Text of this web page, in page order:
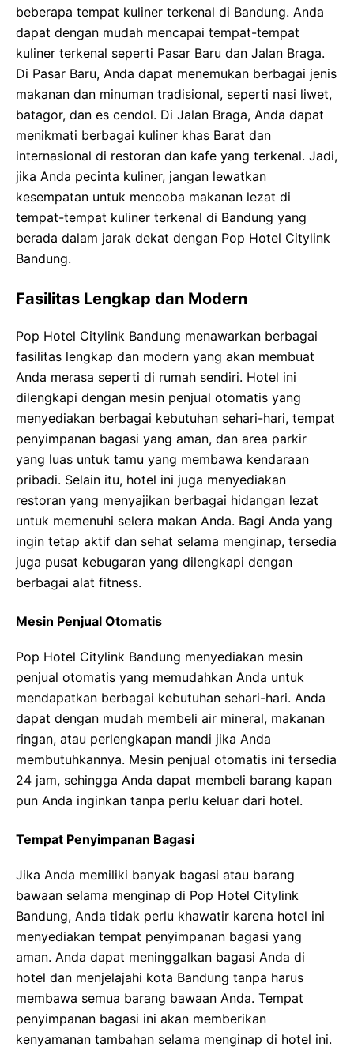
beberapa tempat kuliner terkenal di Bandung. Anda
dapat dengan mudah mencapai tempat-tempat
kuliner terkenal seperti Pasar Baru dan Jalan Braga.
Di Pasar Baru, Anda dapat menemukan berbagai jenis
makanan dan minuman tradisional, seperti nasi liwet,
batagor, dan es cendol. Di Jalan Braga, Anda dapat
menikmati berbagai kuliner khas Barat dan
internasional di restoran dan kafe yang terkenal. Jadi,
jika Anda pecinta kuliner, jangan lewatkan
kesempatan untuk mencoba makanan lezat di
tempat-tempat kuliner terkenal di Bandung yang
berada dalam jarak dekat dengan Pop Hotel Citylink
Bandung.
Fasilitas Lengkap dan Modern
Pop Hotel Citylink Bandung menawarkan berbagai
fasilitas lengkap dan modern yang akan membuat
Anda merasa seperti di rumah sendiri. Hotel ini
dilengkapi dengan mesin penjual otomatis yang
menyediakan berbagai kebutuhan sehari-hari, tempat
penyimpanan bagasi yang aman, dan area parkir
yang luas untuk tamu yang membawa kendaraan
pribadi. Selain itu, hotel ini juga menyediakan
restoran yang menyajikan berbagai hidangan lezat
untuk memenuhi selera makan Anda. Bagi Anda yang
ingin tetap aktif dan sehat selama menginap, tersedia
juga pusat kebugaran yang dilengkapi dengan
berbagai alat fitness.
Mesin Penjual Otomatis
Pop Hotel Citylink Bandung menyediakan mesin
penjual otomatis yang memudahkan Anda untuk
mendapatkan berbagai kebutuhan sehari-hari. Anda
dapat dengan mudah membeli air mineral, makanan
ringan, atau perlengkapan mandi jika Anda
membutuhkannya. Mesin penjual otomatis ini tersedia
24 jam, sehingga Anda dapat membeli barang kapan
pun Anda inginkan tanpa perlu keluar dari hotel.
Tempat Penyimpanan Bagasi
Jika Anda memiliki banyak bagasi atau barang
bawaan selama menginap di Pop Hotel Citylink
Bandung, Anda tidak perlu khawatir karena hotel ini
menyediakan tempat penyimpanan bagasi yang
aman. Anda dapat meninggalkan bagasi Anda di
hotel dan menjelajahi kota Bandung tanpa harus
membawa semua barang bawaan Anda. Tempat
penyimpanan bagasi ini akan memberikan
kenyamanan tambahan selama menginap di hotel ini.